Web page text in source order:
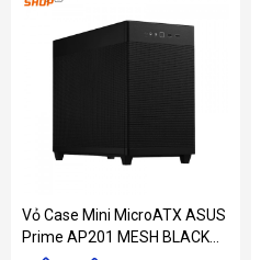
Vỏ Case Mini MicroATX ASUS
Prime AP201 MESH BLACK